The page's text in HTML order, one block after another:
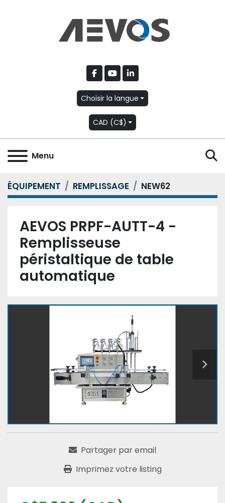
facebook
youtubelinkedin
Choisir la langue
CAD (C$)
Menu
ÉQUIPEMENT REMPLISSAGE NEW62
AEVOS PRPF-AUTT-4 -
Remplisseuse
péristaltique de table
automatique
Partager par email
Imprimez votre listing